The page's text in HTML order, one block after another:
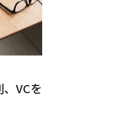
VCを